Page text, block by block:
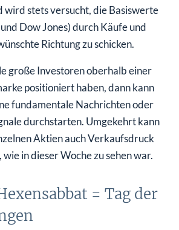
wird stets versucht, die Basiswerte
Dow Jones) durch Käufe und
Richtung zu schicken.
große Investoren oberhalb einer
positioniert haben, dann kann
fundamentale Nachrichten oder
durchstarten. Umgekehrt kann
Aktien auch Verkaufsdruck
in dieser Woche zu sehen war.
= Tag der